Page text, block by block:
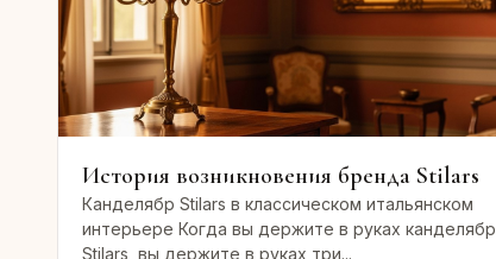
История возникновения бренда Stilars
Канделябр Stilars в классическом итальянском
интерьере Когда вы держите в руках канделябр
Stilars, вы держите в руках три...